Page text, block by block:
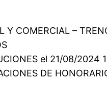
Y COMERCIAL –
el 21/08/
DE